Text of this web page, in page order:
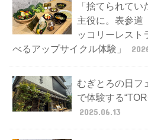
「捨てられてい
主役に。表参道
ッコリーレスト
べるアップサイクル体験」
むぎとろの日フ
で体験する
2025.06.13